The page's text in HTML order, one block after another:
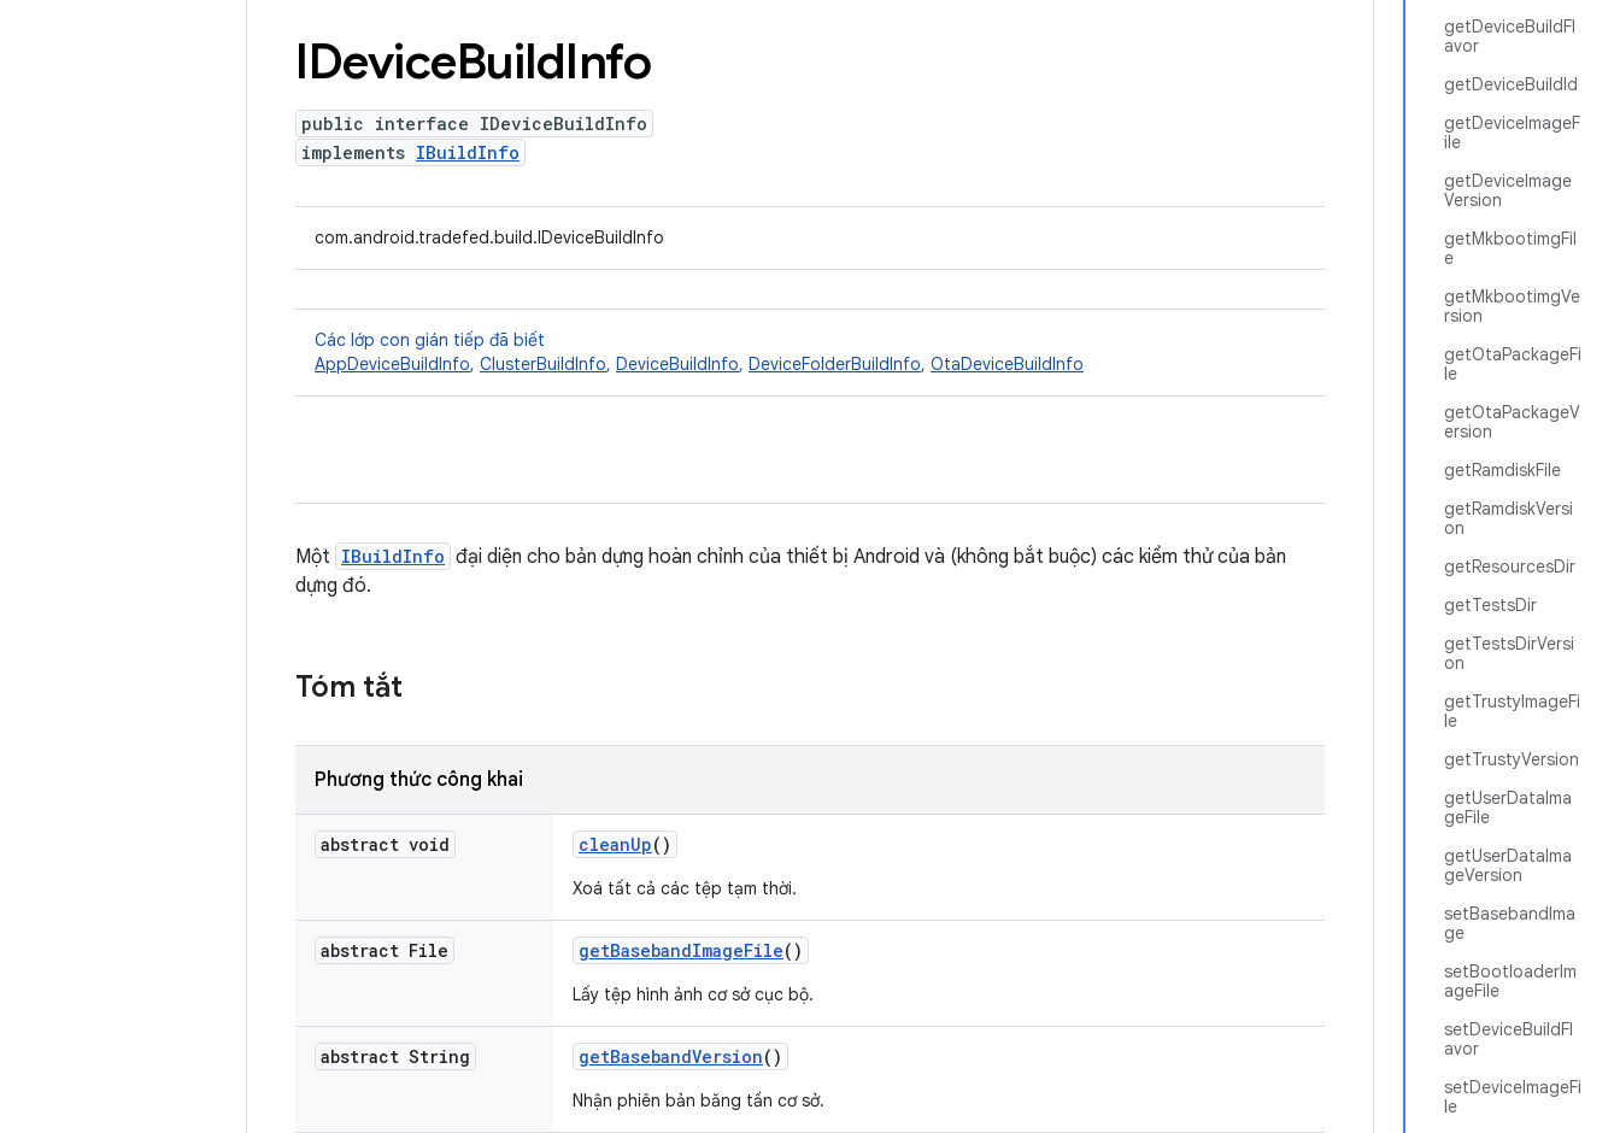
getDeviceBuildFl
avor
getDeviceBuildId
getDeviceImageF
ile
getDeviceImage
Version
getMkbootimgFil
e
getMkbootimgVe
rsion
getOtaPackageFi
le
getOtaPackageV
ersion
getRamdiskFile
getRamdiskVersi
on
getResourcesDir
getTestsDir
getTestsDirVersi
on
getTrustyImageFi
le
getTrustyVersion
getUserDataIma
geFile
getUserDataIma
geVersion
setBasebandIma
ge
setBootloaderIm
ageFile
setDeviceBuildFl
avor
setDeviceImageFi
le
IDeviceBuildInfo
public interface IDeviceBuildInfo
implements IBuildInfo
com.android.tradefed.build.IDeviceBuildInfo
Các lớp con gián tiếp đã biết
AppDeviceBuildInfo, ClusterBuildInfo, DeviceBuildInfo, DeviceFolderBuildInfo, OtaDeviceBuildInfo
Một IBuildInfo đại diện cho bản dựng hoàn chỉnh của thiết bị Android và (không bắt buộc) các kiểm thử của bản
dựng đó.
Tóm tắt
Phương thức công khai
abstract void cleanUp()
Xoá tất cả các tệp tạm thời.
abstract File getBasebandImageFile()
Lấy tệp hình ảnh cơ sở cục bộ.
abstract String getBasebandVersion()
Nhận phiên bản băng tần cơ sở.